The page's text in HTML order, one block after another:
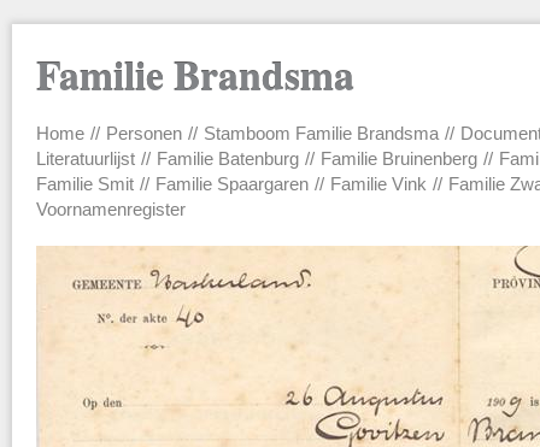
Familie Brandsma
Main menu
Home Personen Stamboom Familie Brandsma
Literatuurlijst
Familie Batenburg Familie Bruinenberg
Familie Smit
Familie Spaargaren Familie Vink
Familie
Voornamenregister